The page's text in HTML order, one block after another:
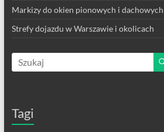
Markizy do okien pionowych i
Strefy dojazdu w Warszawie i okolicach
Tagi